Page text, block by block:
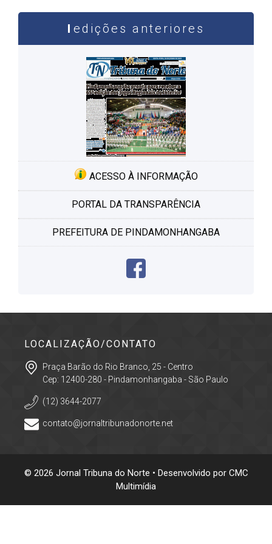
edições anteriores
ACESSO À INFORMAÇÃO
PORTAL DA TRANSPARÊNCIA
PREFEITURA DE PINDAMONHANGABA
LOCALIZAÇÃO/CONTATO
Praça Barão do Rio Branco, 25 - Centro
Cep: 12400-280 - Pindamonhangaba - São Paulo
(12) 3644-2077
contato@jornaltribunadonorte.net
© 2026 Jornal Tribuna do Norte • Desenvolvido por CMC
Multimídia